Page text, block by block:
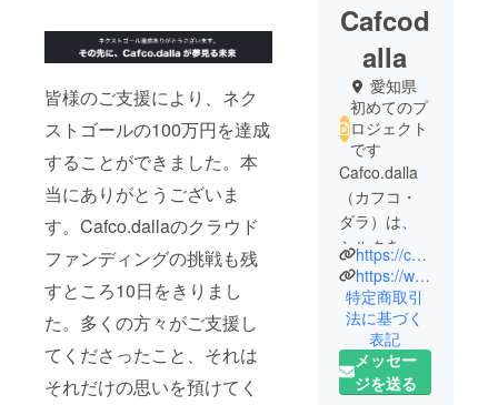
皆様のご支援により、ネク
ストゴールの100万円を達成
することができました。本
当にありがとうございま
す。Cafco.dallaのクラウド
ファンディングの挑戦も残
すところ10日をきりまし
た。多くの方々がご支援し
てくださったこと、それは
それだけの思いを預けてく
Cafcod
alla
愛知県
初めてのプ
ロジェクト
です
Cafco.dalla
（カフコ・
ダラ）は、
シルクを使
用したアパ
レルブラン
ドです。養
蚕家さんと
ともに糸か
らのものづ
https://cafcodalla.com/
https://www.instagram.com/cafco.dalla/
特定商取引
法に基づく
表記
メッセー
ジを送る